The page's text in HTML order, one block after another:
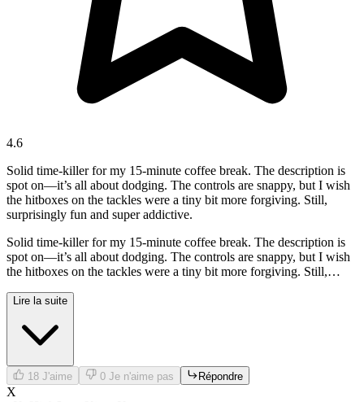
4.6
Solid time-killer for my 15-minute coffee break. The description is
spot on—it’s all about dodging. The controls are snappy, but I wish
the hitboxes on the tackles were a tiny bit more forgiving. Still,
surprisingly fun and super addictive.
Solid time-killer for my 15-minute coffee break. The description is
spot on—it’s all about dodging. The controls are snappy, but I wish
the hitboxes on the tackles were a tiny bit more forgiving. Still,
Lire la suite
18 J'aime 0 Je n'aime pas Répondre
X